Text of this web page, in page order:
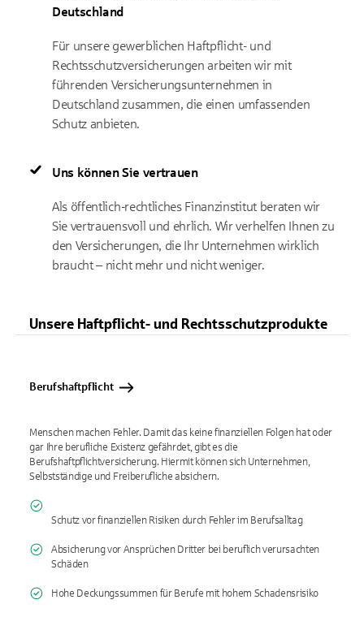
Deutschland
Für unsere gewerblichen Haftpflicht- und
Rechtsschutzversicherungen arbeiten wir mit
führenden Versicherungsunternehmen in
Deutschland zusammen, die einen umfassenden
Schutz anbieten.
Uns können Sie vertrauen
Als öffentlich-rechtliches Finanzinstitut beraten wir
Sie vertrauensvoll und ehrlich. Wir verhelfen Ihnen zu
den Versicherungen, die Ihr Unternehmen wirklich
braucht – nicht mehr und nicht weniger.
Unsere Haftpflicht- und Rechtsschutzprodukte
Berufshaftpflicht
Menschen machen Fehler. Damit das keine finanziellen Folgen hat oder
gar Ihre berufliche Existenz gefährdet, gibt es die
Berufshaftpflichtversicherung. Hiermit können sich Unternehmen,
Selbstständige und Freiberufliche absichern.
Schutz vor finanziellen Risiken durch Fehler im Berufsalltag
Absicherung vor Ansprüchen Dritter bei beruflich verursachten
Schäden
Hohe Deckungssummen für Berufe mit hohem Schadensrisiko